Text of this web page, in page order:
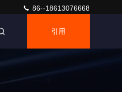
86--18613076668
引用